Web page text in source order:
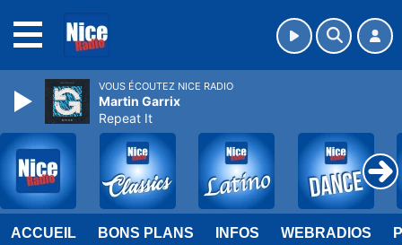
ACCUEIL BONS PLANS INFOS WEBRADIOS
VOUS ÉCOUTEZ NICE RADIO
Martin Garrix
Repeat It